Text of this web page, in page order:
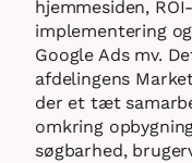
hjemmesiden,
implementering
Google Ads mv.
afdelingens
der et tæt
omkring
søgbarhed,